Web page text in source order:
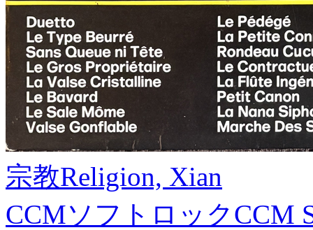
宗教Religion, Xian
CCMソフトロックCCM